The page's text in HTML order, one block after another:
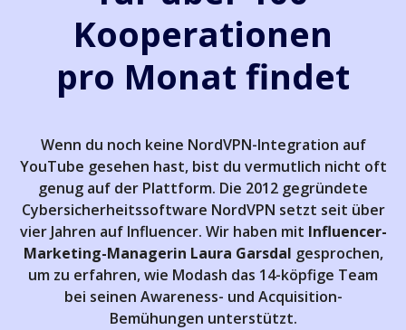
Kooperationen
pro Monat findet
Wenn du noch keine NordVPN-Integration auf
YouTube gesehen hast, bist du vermutlich nicht oft
genug auf der Plattform. Die 2012 gegründete
Cybersicherheitssoftware NordVPN setzt seit über
vier Jahren auf Influencer. Wir haben mit Influencer-
Marketing-Managerin Laura Garsdal gesprochen,
um zu erfahren, wie Modash das 14-köpfige Team
bei seinen Awareness- und Acquisition-
Bemühungen unterstützt.